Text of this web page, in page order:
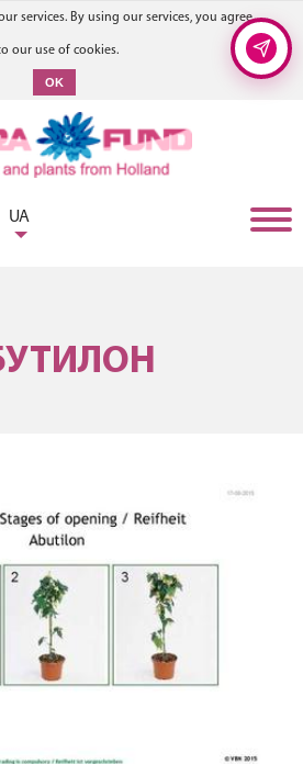
services. By using our services, you agree
our use of cookies.
OK
UA